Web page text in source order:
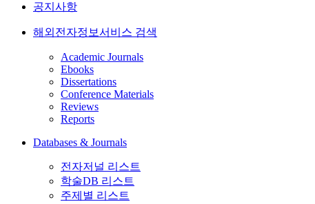
공지사항
해외전자정보서비스 검색
Academic Journals
Ebooks
Dissertations
Conference Materials
Reviews
Reports
Databases & Journals
전자저널 리스트
학술DB 리스트
주제별 리스트